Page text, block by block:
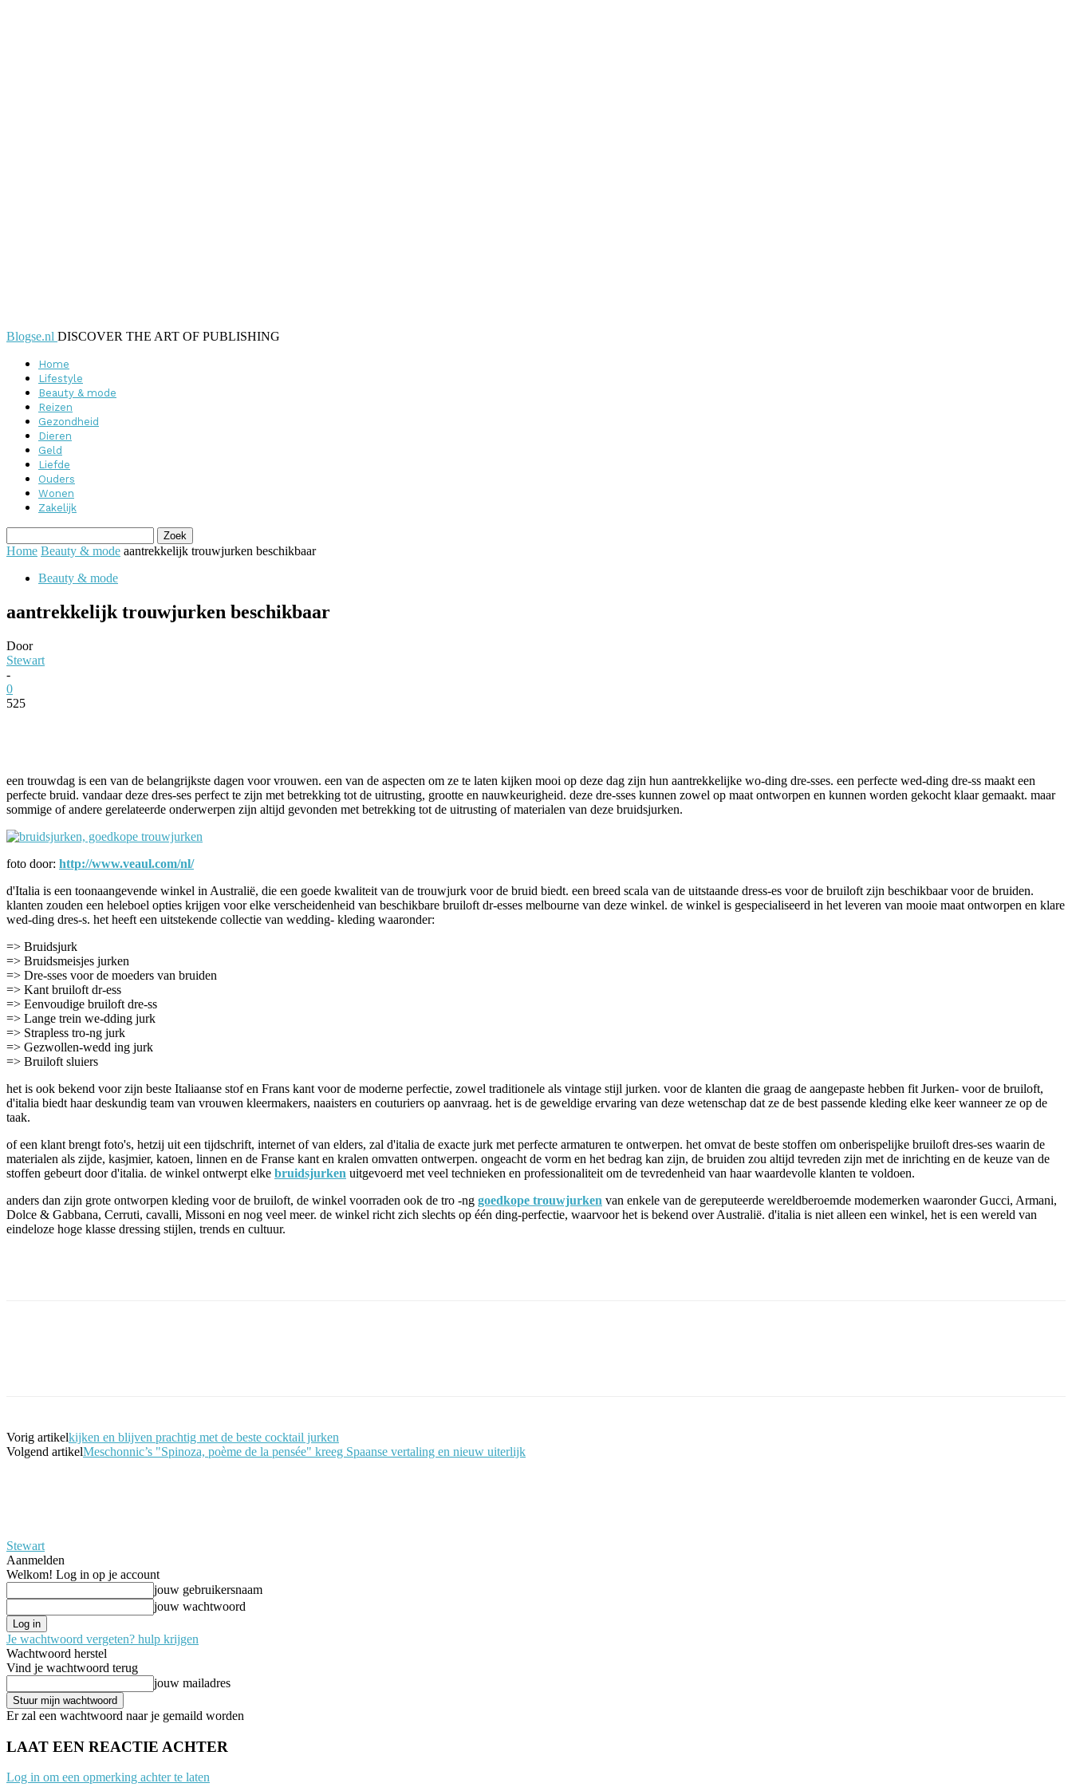
Blogse.nl DISCOVER THE ART OF PUBLISHING
Home
Lifestyle
Beauty & mode
Reizen
Gezondheid
Dieren
Geld
Liefde
Ouders
Wonen
Zakelijk
Home Beauty & mode aantrekkelijk trouwjurken beschikbaar
Beauty & mode
aantrekkelijk trouwjurken beschikbaar
Door
Stewart
-
0
525
een trouwdag is een van de belangrijkste dagen voor vrouwen. een van de aspecten om ze te laten kijken mooi op deze dag zijn hun aantrekkelijke wo-ding dre-sses. een perfecte wed-ding dre-ss maakt een
perfecte bruid. vandaar deze dres-ses perfect te zijn met betrekking tot de uitrusting, grootte en nauwkeurigheid. deze dre-sses kunnen zowel op maat ontworpen en kunnen worden gekocht klaar gemaakt. maar
sommige of andere gerelateerde onderwerpen zijn altijd gevonden met betrekking tot de uitrusting of materialen van deze bruidsjurken.
foto door: http://www.veaul.com/nl/
d'Italia is een toonaangevende winkel in Australië, die een goede kwaliteit van de trouwjurk voor de bruid biedt. een breed scala van de uitstaande dress-es voor de bruiloft zijn beschikbaar voor de bruiden.
klanten zouden een heleboel opties krijgen voor elke verscheidenheid van beschikbare bruiloft dr-esses melbourne van deze winkel. de winkel is gespecialiseerd in het leveren van mooie maat ontworpen en klare
wed-ding dres-s. het heeft een uitstekende collectie van wedding- kleding waaronder:
=> Bruidsjurk
=> Bruidsmeisjes jurken
=> Dre-sses voor de moeders van bruiden
=> Kant bruiloft dr-ess
=> Eenvoudige bruiloft dre-ss
=> Lange trein we-dding jurk
=> Strapless tro-ng jurk
=> Gezwollen-wedd ing jurk
=> Bruiloft sluiers
het is ook bekend voor zijn beste Italiaanse stof en Frans kant voor de moderne perfectie, zowel traditionele als vintage stijl jurken. voor de klanten die graag de aangepaste hebben fit Jurken- voor de bruiloft,
d'italia biedt haar deskundig team van vrouwen kleermakers, naaisters en couturiers op aanvraag. het is de geweldige ervaring van deze wetenschap dat ze de best passende kleding elke keer wanneer ze op de
taak.
of een klant brengt foto's, hetzij uit een tijdschrift, internet of van elders, zal d'italia de exacte jurk met perfecte armaturen te ontwerpen. het omvat de beste stoffen om onberispelijke bruiloft dres-ses waarin de
materialen als zijde, kasjmier, katoen, linnen en de Franse kant en kralen omvatten ontwerpen. ongeacht de vorm en het bedrag kan zijn, de bruiden zou altijd tevreden zijn met de inrichting en de keuze van de
stoffen gebeurt door d'italia. de winkel ontwerpt elke bruidsjurken uitgevoerd met veel technieken en professionaliteit om de tevredenheid van haar waardevolle klanten te voldoen.
anders dan zijn grote ontworpen kleding voor de bruiloft, de winkel voorraden ook de tro -ng goedkope trouwjurken van enkele van de gereputeerde wereldberoemde modemerken waaronder Gucci, Armani,
Dolce & Gabbana, Cerruti, cavalli, Missoni en nog veel meer. de winkel richt zich slechts op één ding-perfectie, waarvoor het is bekend over Australië. d'italia is niet alleen een winkel, het is een wereld van
eindeloze hoge klasse dressing stijlen, trends en cultuur.
Vorig artikelkijken en blijven prachtig met de beste cocktail jurken
Volgend artikelMeschonnic’s "Spinoza, poème de la pensée" kreeg Spaanse vertaling en nieuw uiterlijk
Stewart
Aanmelden
Welkom! Log in op je account
jouw gebruikersnaam
jouw wachtwoord
Je wachtwoord vergeten? hulp krijgen
Wachtwoord herstel
Vind je wachtwoord terug
jouw mailadres
Er zal een wachtwoord naar je gemaild worden
LAAT EEN REACTIE ACHTER
Log in om een opmerking achter te laten